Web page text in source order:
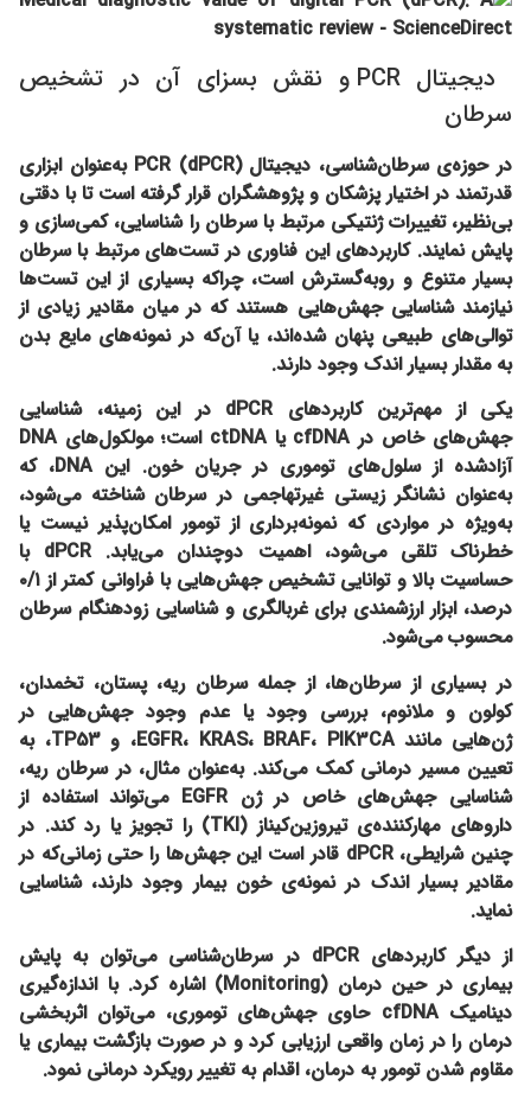
دیجیتال PCR و نقش بسزای آن در تشخیص
سرطان
در حوزه‌ی سرطان‌شناسی، دیجیتال PCR (dPCR) به‌عنوان ابزاری
قدرتمند در اختیار پزشکان و پژوهشگران قرار گرفته است تا با دقتی
بی‌نظیر، تغییرات ژنتیکی مرتبط با سرطان را شناسایی، کمی‌سازی و
پایش نمایند. کاربردهای این فناوری در تست‌های مرتبط با سرطان
بسیار متنوع و روبه‌گسترش است، چراکه بسیاری از این تست‌ها
نیازمند شناسایی جهش‌هایی هستند که در میان مقادیر زیادی از
توالی‌های طبیعی پنهان شده‌اند، یا آن‌که در نمونه‌های مایع بدن
به مقدار بسیار اندک وجود دارند.
یکی از مهم‌ترین کاربردهای dPCR در این زمینه،
شناسایی
جهش‌های خاص در cfDNA یا ctDNA
است؛ مولکول‌های DNA
آزادشده از سلول‌های توموری در جریان خون. این DNA، که
به‌عنوان نشانگر زیستی غیرتهاجمی در سرطان شناخته می‌شود،
به‌ویژه در مواردی که نمونه‌برداری از تومور امکان‌پذیر نیست یا
خطرناک تلقی می‌شود، اهمیت دوچندان می‌یابد. dPCR با
حساسیت بالا و توانایی تشخیص جهش‌هایی با فراوانی کمتر از ۰/۱
درصد، ابزار ارزشمندی برای غربالگری و شناسایی زودهنگام سرطان
محسوب می‌شود.
در بسیاری از سرطان‌ها، از جمله سرطان ریه، پستان، تخمدان،
کولون و ملانوم، بررسی وجود یا عدم وجود جهش‌هایی در
ژن‌هایی مانندEGFR، KRAS، BRAF، PIK3CA، و TP53
، به
تعیین مسیر درمانی کمک می‌کند. به‌عنوان مثال، در سرطان ریه،
شناسایی جهش‌های خاص در ژن EGFR می‌تواند استفاده از
داروهای مهارکننده‌ی تیروزین‌کیناز (TKI) را تجویز یا رد کند. در
چنین شرایطی، dPCR قادر است این جهش‌ها را حتی زمانی‌که در
مقادیر بسیار اندک در نمونه‌ی خون بیمار وجود دارند، شناسایی
نماید.
از دیگر کاربردهای dPCR در سرطان‌شناسی می‌توان به
پایش
بیماری در حین درمان (Monitoring)
اشاره کرد. با اندازه‌گیری
دینامیک cfDNA حاوی جهش‌های توموری، می‌توان اثربخشی
درمان را در زمان واقعی ارزیابی کرد و در صورت بازگشت بیماری یا
مقاوم شدن تومور به درمان، اقدام به تغییر رویکرد درمانی نمود.